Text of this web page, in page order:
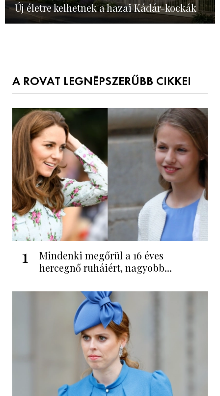
Új életre kelhetnek a hazai Kádár-kockák
A ROVAT LEGNÉPSZERŰBB CIKKEI
1
Mindenki megőrül a 16 éves
hercegnő ruháiért, nagyobb...